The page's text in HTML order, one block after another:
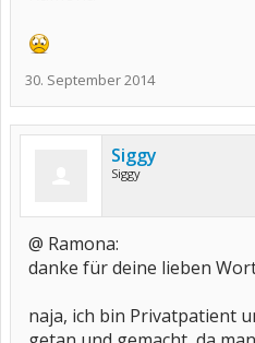
30. September 2014
Siggy
Siggy
@ Ramona:
danke für deine lieben
naja, ich bin Privatpatient